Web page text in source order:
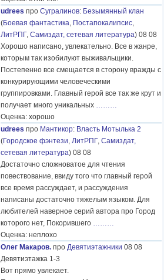
udrees про Сугралинов: Безымянный клан
(Боевая фантастика, Постапокалипсис,
ЛитРПГ, Самиздат, сетевая литература) 08 08
Хорошо написано, увлекательно. Все в жанре,
которым так изобилуют выживальщики.
Постепенно все смещается в сторону вражды с
конкурирующими человеческими
группировками. Главный герой все так же крут и
получает много уникальных ………
Оценка: хорошо
udrees про Мантикор: Власть Мотылька 2
(Городское фэнтези, ЛитРПГ, Самиздат,
сетевая литература) 08 08
Достаточно сложноватое для чтения
повествование, ввиду того что главный герой
все время рассуждает, и рассуждения
написаны достаточно тяжелым языком. Для
любителей наверное серий автора про Город
которого нет, Покорившего ………
Оценка: неплохо
Олег Макаров. про Девятиэтажники 08 08
Девятиэтажка 1-3
Вот прямо увлекает.